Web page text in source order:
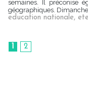
semaines. Il préconise
géographiques.
education nationale, ete
1 2